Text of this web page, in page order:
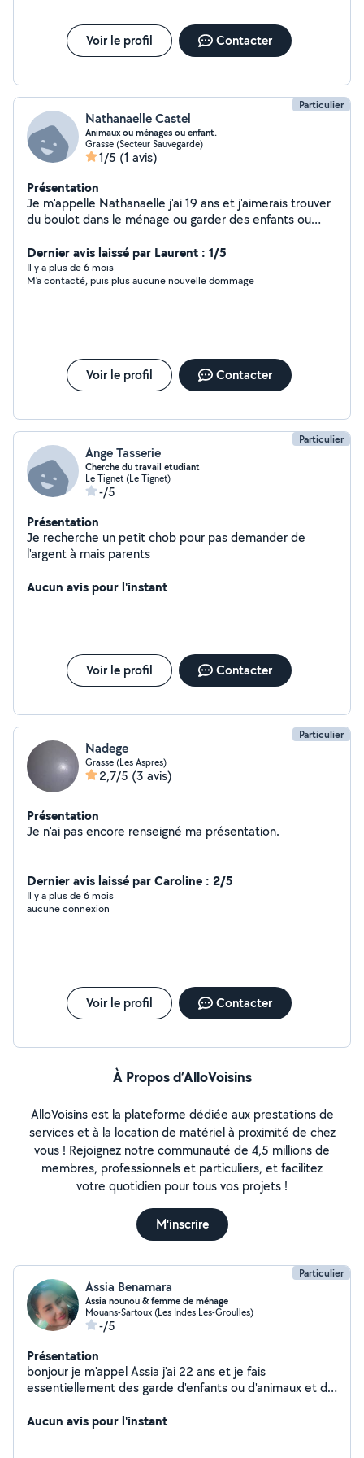
Voir le profil Contacter
Particulier
Nathanaelle Castel
Animaux ou ménages ou enfant.
Grasse (Secteur Sauvegarde)
1/5 (1 avis)
Présentation
Je m'appelle Nathanaelle j'ai 19 ans et j'aimerais trouver
du boulot dans le ménage ou garder des enfants ou
sérieuse et très ponctuel.
Dernier avis laissé par Laurent : 1/5
Il y a plus de 6 mois
M’a contacté, puis plus aucune nouvelle dommage
Voir le profil Contacter
Particulier
Ange Tasserie
Cherche du travail etudiant
Le Tignet (Le Tignet)
-/5
Présentation
Je recherche un petit chob pour pas demander de
l'argent à mais parents
Aucun avis pour l'instant
Voir le profil Contacter
Particulier
Nadege
Grasse (Les Aspres)
2,7/5 (3 avis)
Présentation
Je n'ai pas encore renseigné ma présentation.
Dernier avis laissé par Caroline : 2/5
Il y a plus de 6 mois
aucune connexion
Voir le profil Contacter
À Propos d’AlloVoisins
AlloVoisins est la plateforme dédiée aux prestations de
services et à la location de matériel à proximité de chez
vous ! Rejoignez notre communauté de 4,5 millions de
membres, professionnels et particuliers, et facilitez
votre quotidien pour tous vos projets !
M'inscrire
Particulier
Assia Benamara
Assia nounou & femme de ménage
Mouans-Sartoux (Les Indes Les-Groulles)
-/5
Présentation
bonjour je m'appel Assia j'ai 22 ans et je fais
essentiellement des garde d'enfants ou d'animaux et du
garde mes petits frère (3) ainsi que mes nièces
Aucun avis pour l'instant